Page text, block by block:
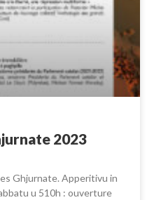
2023
Ghjurnate. Apperitivu in
u 510h : ouverture